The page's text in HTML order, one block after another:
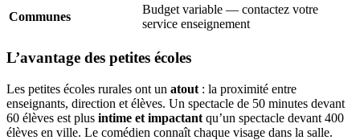
Communes
Budget variable — contactez votre
service enseignement
L’avantage des petites écoles
Les petites écoles rurales ont un atout : la proximité entre
enseignants, direction et élèves. Un spectacle de 50 minutes devant
60 élèves est plus intime et impactant qu’un spectacle devant 400
élèves en ville. Le comédien connaît chaque visage dans la salle.